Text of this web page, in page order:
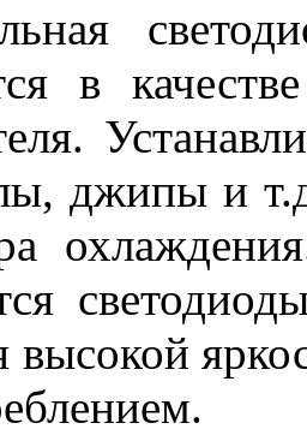
в
джипы и
высокой